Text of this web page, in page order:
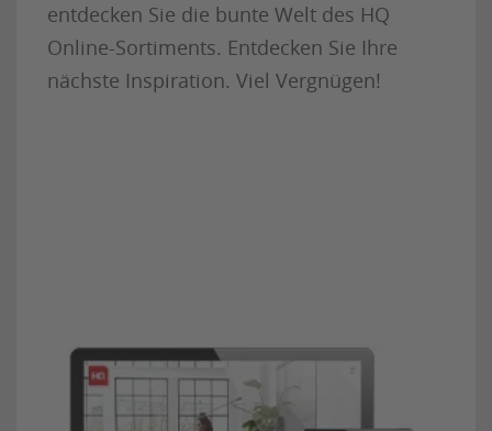
entdecken Sie die bunte Welt des HQ
Online-Sortiments. Entdecken Sie Ihre
nächste Inspiration. Viel Vergnügen!